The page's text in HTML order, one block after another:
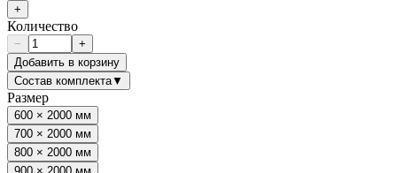
+
Количество
−
+
Добавить в корзину
Состав комплекта▼
Размер
600 × 2000 мм
700 × 2000 мм
800 × 2000 мм
900 × 2000 мм